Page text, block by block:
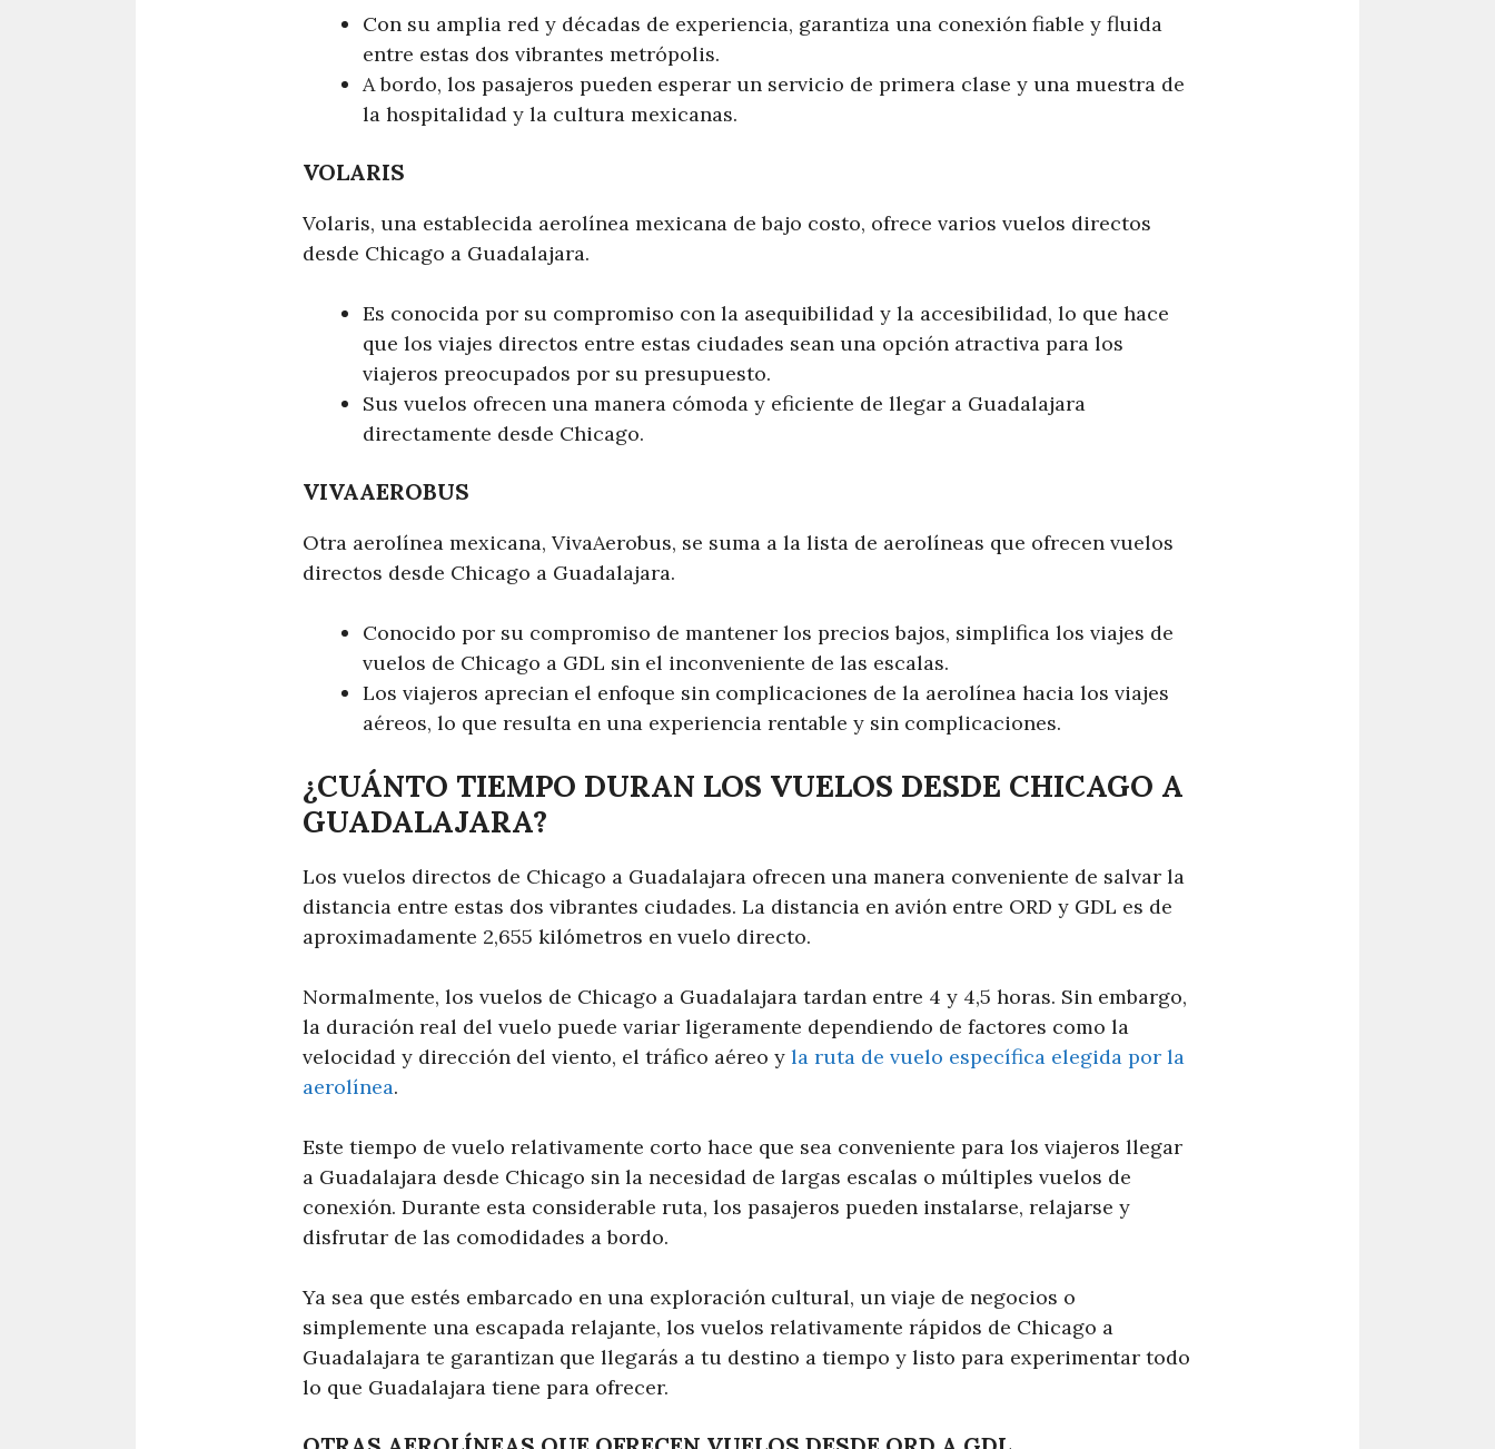
Con su amplia red y décadas de experiencia, garantiza una conexión fiable y fluida
entre estas dos vibrantes metrópolis.
A bordo, los pasajeros pueden esperar un servicio de primera clase y una muestra de
la hospitalidad y la cultura mexicanas.
VOLARIS
Volaris, una establecida aerolínea mexicana de bajo costo, ofrece varios vuelos directos
desde Chicago a Guadalajara.
Es conocida por su compromiso con la asequibilidad y la accesibilidad, lo que hace
que los viajes directos entre estas ciudades sean una opción atractiva para los
viajeros preocupados por su presupuesto.
Sus vuelos ofrecen una manera cómoda y eficiente de llegar a Guadalajara
directamente desde Chicago.
VIVAAEROBUS
Otra aerolínea mexicana, VivaAerobus, se suma a la lista de aerolíneas que ofrecen vuelos
directos desde Chicago a Guadalajara.
Conocido por su compromiso de mantener los precios bajos, simplifica los viajes de
vuelos de Chicago a GDL sin el inconveniente de las escalas.
Los viajeros aprecian el enfoque sin complicaciones de la aerolínea hacia los viajes
aéreos, lo que resulta en una experiencia rentable y sin complicaciones.
¿CUÁNTO TIEMPO DURAN LOS VUELOS DESDE CHICAGO A
GUADALAJARA?
Los vuelos directos de Chicago a Guadalajara ofrecen una manera conveniente de salvar la
distancia entre estas dos vibrantes ciudades. La distancia en avión entre ORD y GDL es de
aproximadamente 2,655 kilómetros en vuelo directo.
Normalmente, los vuelos de Chicago a Guadalajara tardan entre 4 y 4,5 horas. Sin embargo,
la duración real del vuelo puede variar ligeramente dependiendo de factores como la
velocidad y dirección del viento, el tráfico aéreo y la ruta de vuelo específica elegida por la
aerolínea.
Este tiempo de vuelo relativamente corto hace que sea conveniente para los viajeros llegar
a Guadalajara desde Chicago sin la necesidad de largas escalas o múltiples vuelos de
conexión. Durante esta considerable ruta, los pasajeros pueden instalarse, relajarse y
disfrutar de las comodidades a bordo.
Ya sea que estés embarcado en una exploración cultural, un viaje de negocios o
simplemente una escapada relajante, los vuelos relativamente rápidos de Chicago a
Guadalajara te garantizan que llegarás a tu destino a tiempo y listo para experimentar todo
lo que Guadalajara tiene para ofrecer.